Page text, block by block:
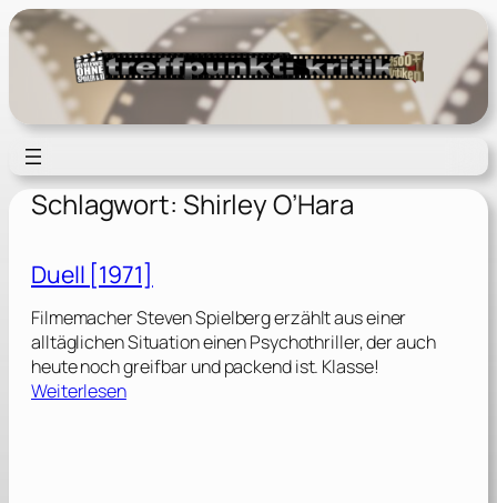
Zum
Inhalt
springen
Schlagwort: Shirley O’Hara
Duell [1971]
Filmemacher Steven Spielberg erzählt aus einer
alltäglichen Situation einen Psychothriller, der auch
heute noch greifbar und packend ist. Klasse!
Weiterlesen: